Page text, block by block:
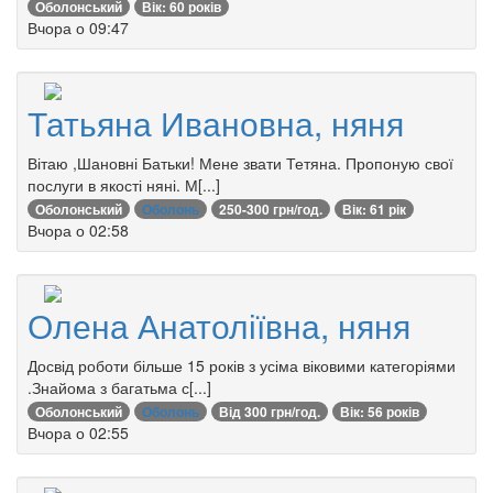
Оболонський Вік: 60 років
Вчора о 09:47
Татьяна Ивановна, няня
Вітаю ,Шановні Батьки! Мене звати Тетяна. Пропоную свої
послуги в якості няні. М[...]
Оболонський Оболонь 250-300 грн/год. Вік: 61 рік
Вчора о 02:58
Олена Анатоліївна, няня
Досвід роботи більше 15 років з усіма віковими категоріями
.Знайома з багатьма с[...]
Оболонський Оболонь Від 300 грн/год. Вік: 56 років
Вчора о 02:55